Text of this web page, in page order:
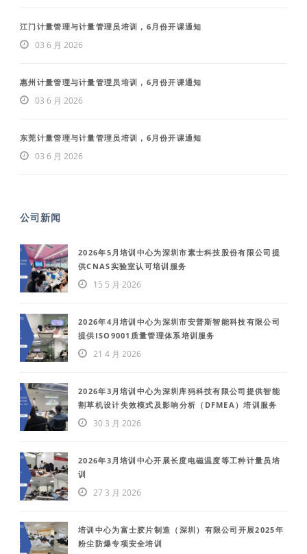
江门计量管理与计量管理员培训，6月份开课通知
03 6 月 2026
惠州计量管理与计量管理员培训，6月份开课通知
03 6 月 2026
东莞计量管理与计量管理员培训，6月份开课通知
03 6 月 2026
公司新闻
2026年5月培训中心为深圳市素士科技股份有限公司提
供CNAS实验室认可培训服务
15 5 月 2026
2026年4月培训中心为深圳市安普斯智能科技有限公司
提供ISO9001质量管理体系培训服务
21 4 月 2026
2026年3月培训中心为深圳库犸科技有限公司提供智能
割草机设计失效模式及影响分析（DFMEA）培训服务
30 3 月 2026
2026年3月培训中心开展长度电磁温度等工种计量员培
训
27 3 月 2026
培训中心为富士胶片制造（深圳）有限公司开展2025年
粉尘防爆专项安全培训